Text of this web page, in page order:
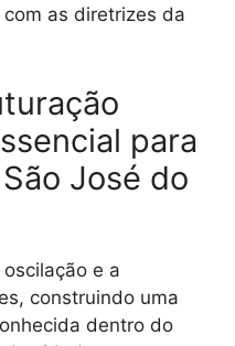
as diretrizes da
para
José do
e a
construindo uma
dentro do